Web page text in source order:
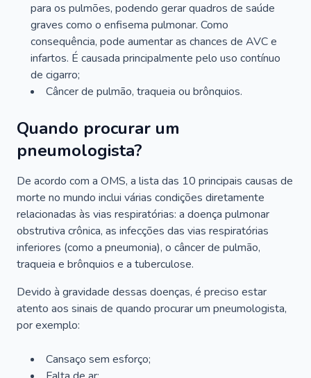
para os pulmões, podendo gerar quadros de saúde
graves como o enfisema pulmonar. Como
consequência, pode aumentar as chances de AVC e
infartos. É causada principalmente pelo uso contínuo
de cigarro;
Câncer de pulmão, traqueia ou brônquios.
Quando procurar um
pneumologista?
De acordo com a OMS, a lista das 10 principais causas de
morte no mundo inclui várias condições diretamente
relacionadas às vias respiratórias: a doença pulmonar
obstrutiva crônica, as infecções das vias respiratórias
inferiores (como a pneumonia), o câncer de pulmão,
traqueia e brônquios e a tuberculose.
Devido à gravidade dessas doenças, é preciso estar
atento aos sinais de quando procurar um pneumologista,
por exemplo:
Cansaço sem esforço;